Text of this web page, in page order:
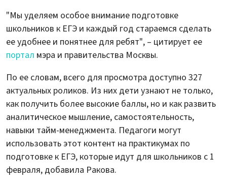
"Мы уделяем особое внимание подготовке
школьников к ЕГЭ и каждый год стараемся сделать
ее удобнее и понятнее для ребят", – цитирует ее
портал мэра и правительства Москвы.
По ее словам, всего для просмотра доступно 327
актуальных роликов. Из них дети узнают не только,
как получить более высокие баллы, но и как развить
аналитическое мышление, самостоятельность,
навыки тайм-менеджмента. Педагоги могут
использовать этот контент на практикумах по
подготовке к ЕГЭ, которые идут для школьников с 1
февраля, добавила Ракова.